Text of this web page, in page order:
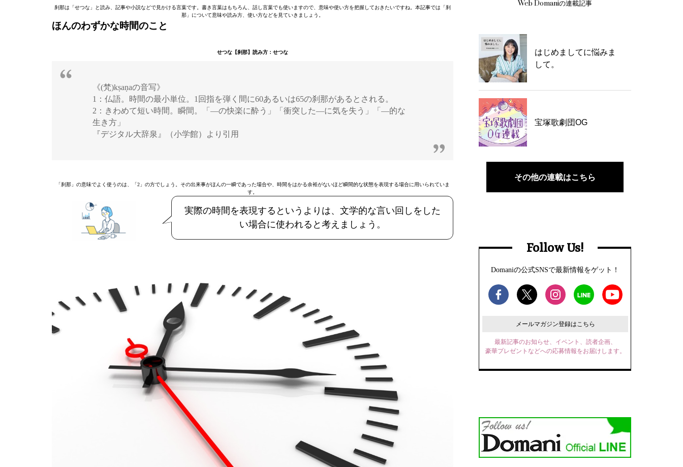
刹那は「せつな」と読み、記事や小説などで見かける言葉です。書き言葉はもちろん、話し言葉でも使いますので、意味や使い方を把握しておきたいですね。本記事では「刹
那」について意味や読み方、使い方などを見ていきましょう。
ほんのわずかな時間のこと
せつな【刹那】読み方：せつな
《(梵)kṣaṇaの音写》
1：仏語。時間の最小単位。1回指を弾く間に60あるいは65の刹那があるとされる。
2：きわめて短い時間。瞬間。「—の快楽に酔う」「衝突した—に気を失う」「—的な
生き方」
『デジタル大辞泉』（小学館）より引用
「刹那」の意味でよく使うのは、「2」の方でしょう。その出来事がほんの一瞬であった場合や、時間をはかる余裕がないほど瞬間的な状態を表現する場合に用いられていま
す。
実際の時間を表現するというよりは、文学的な言い回しをした
い場合に使われると考えましょう。
Web Domaniの連載記事
はじめましてに悩みま
して。
宝塚歌劇団OG
その他の連載はこちら
Follow Us!
Domaniの公式SNSで最新情報をゲット！
メールマガジン登録はこちら
最新記事のお知らせ、イベント、読者企画、
豪華プレゼントなどへの応募情報をお届けします。